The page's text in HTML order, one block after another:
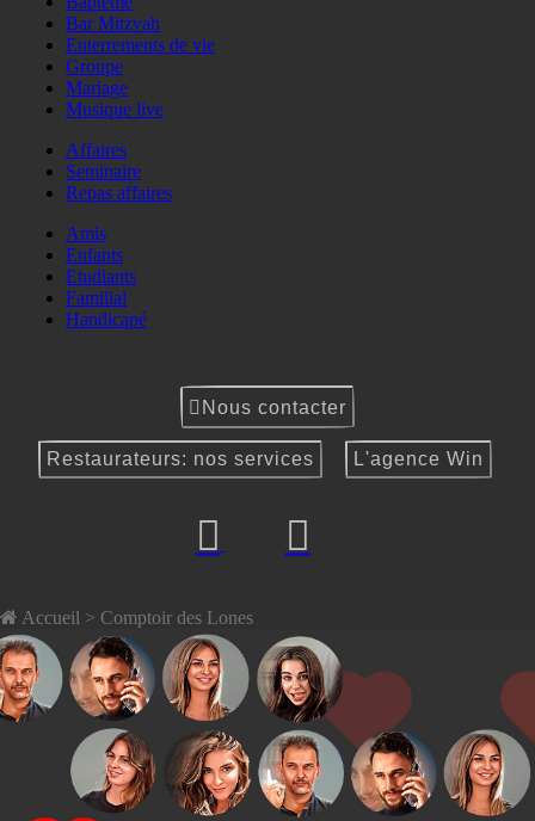
Bar Mitzvah
Enterrements de vie
Groupe
Mariage
Musique live
Affaires
Seminaire
Repas affaires
Amis
Enfants
Etudiants
Familial
Handicapé
Nous contacter
Restaurateurs: nos services L'agence Win
Accueil > Comptoir des Lones